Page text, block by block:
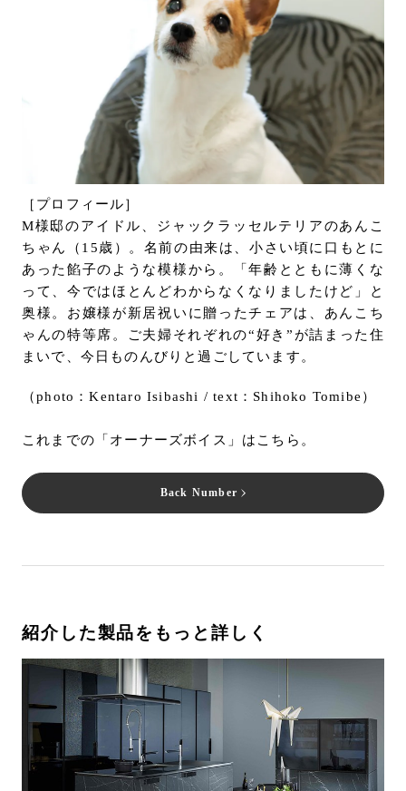
［プロフィール］
M様邸のアイドル、ジャックラッセルテリアのあんこ
ちゃん（15歳）。名前の由来は、小さい頃に口もとに
あった餡子のような模様から。「年齢とともに薄くな
って、今ではほとんどわからなくなりましたけど」と
奥様。お嬢様が新居祝いに贈ったチェアは、あんこち
ゃんの特等席。ご夫婦それぞれの“好き”が詰まった住
まいで、今日ものんびりと過ごしています。
（photo：Kentaro Isibashi / text：Shihoko Tomibe）
これまでの「オーナーズボイス」はこちら。
Back Number
紹介した製品をもっと詳しく